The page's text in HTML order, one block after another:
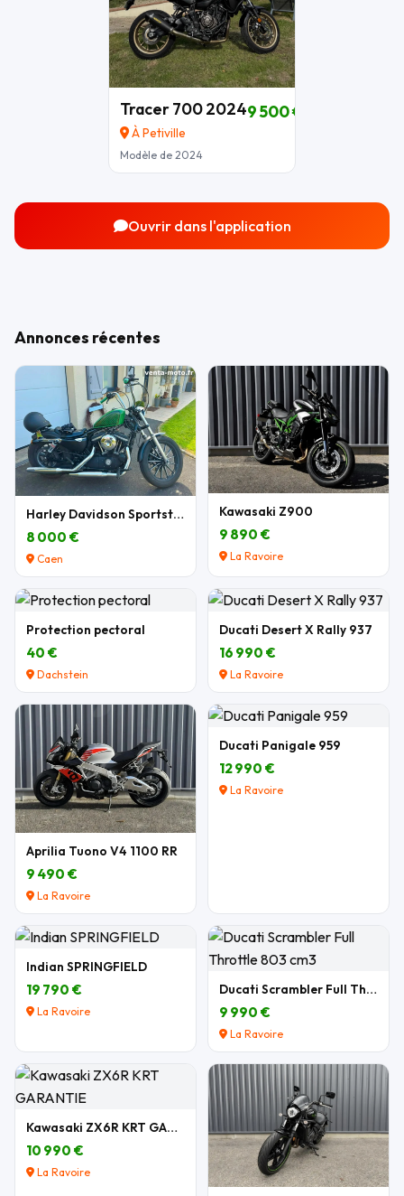
Tracer 700 2024
À Petiville
Modèle de 2024
9 500 €
Ouvrir dans l'application
Annonces récentes
Harley Davidson Sportster 883 XL
8 000 €
Caen
Kawasaki Z900
9 890 €
La Ravoire
Protection pectoral
40 €
Dachstein
Ducati Desert X Rally 937
16 990 €
La Ravoire
Aprilia Tuono V4 1100 RR
9 490 €
La Ravoire
Ducati Panigale 959
12 990 €
La Ravoire
Indian SPRINGFIELD
19 790 €
La Ravoire
Ducati Scrambler Full Throttle 803 cm3
9 990 €
La Ravoire
Kawasaki ZX6R KRT GARANTIE
10 990 €
La Ravoire